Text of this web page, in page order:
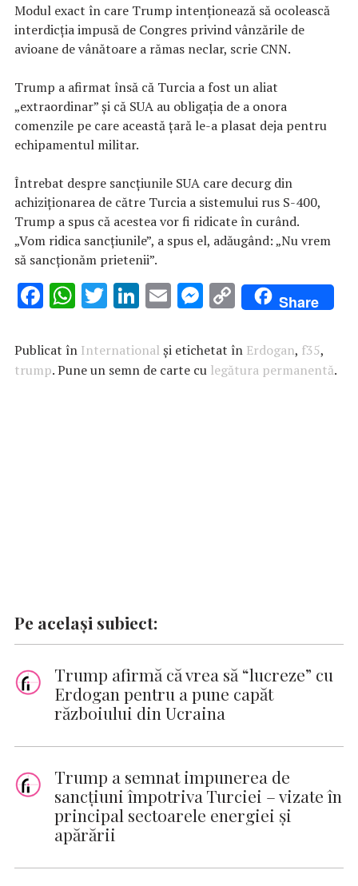
Modul exact în care Trump intenționează să ocolească
interdicția impusă de Congres privind vânzările de
avioane de vânătoare a rămas neclar, scrie CNN.
Trump a afirmat însă că Turcia a fost un aliat
„extraordinar” și că SUA au obligația de a onora
comenzile pe care această țară le-a plasat deja pentru
echipamentul militar.
Întrebat despre sancțiunile SUA care decurg din
achiziționarea de către Turcia a sistemului rus S-400,
Trump a spus că acestea vor fi ridicate în curând.
„Vom ridica sancțiunile”, a spus el, adăugând: „Nu vrem
să sancționăm prietenii”.
F
e
b
W
at
s
T
it
te
Li
k
e
E
ai
l
M
se
n
C
o
p
y
Share
Publicat în International și etichetat în Erdogan, f35,
trump. Pune un semn de carte cu legătura permanentă.
Pe același subiect:
Trump afirmă că vrea să “lucreze” cu
Erdogan pentru a pune capăt
războiului din Ucraina
Trump a semnat impunerea de
sancţiuni împotriva Turciei – vizate în
principal sectoarele energiei şi
apărării